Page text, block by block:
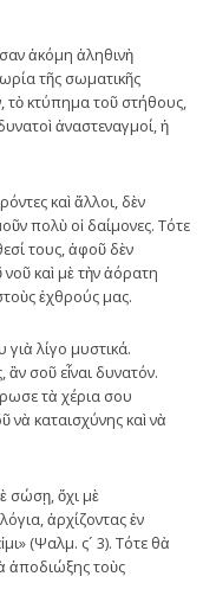
ἀκόμη ἀληθινὴ
τῆς σωματικῆς
τὸ κτύπημα τοῦ στήθους,
ἀναστεναγμοί, ἡ
καὶ ἄλλοι, δὲν
πολὺ οἱ δαίμονες. Τότε
τους, ἀφοῦ δὲν
καὶ μὲ τὴν ἀόρατη
ἐχθρούς μας.
λίγο μυστικά.
σοῦ εἶναι δυνατόν.
τὰ χέρια σου
νὰ καταισχύνης καὶ νὰ
σώσῃ, ὄχι μὲ
ἀρχίζοντας ἐν
(Ψαλμ. ς´ 3). Τότε θὰ
ἀποδιώξης τοὺς